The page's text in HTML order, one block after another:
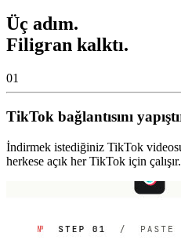
Üç adım.
Filigran kalktı.
01
TikTok bağlantısını
İndirmek istediğiniz TikTok
herkese açık her TikTok için çalışır.